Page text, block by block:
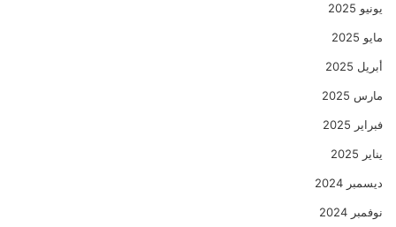
يونيو 2025
مايو 2025
أبريل 2025
مارس 2025
فبراير 2025
يناير 2025
ديسمبر 2024
نوفمبر 2024